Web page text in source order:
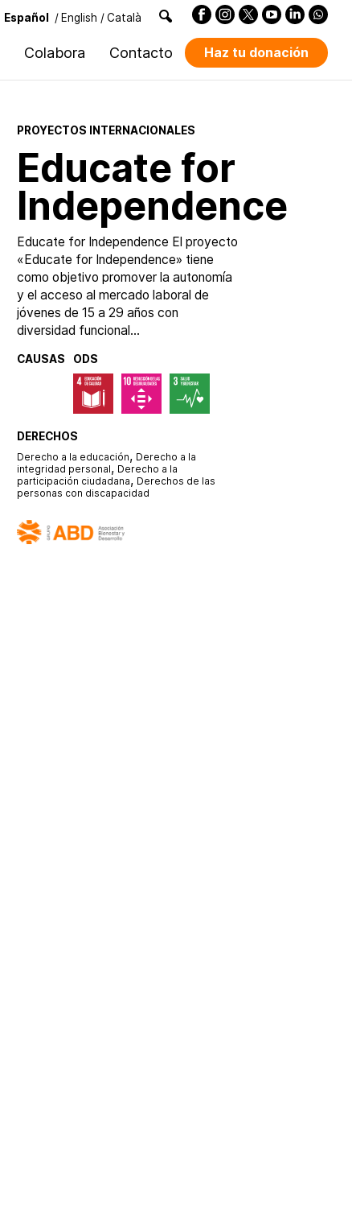
Español / English / Català
Colabora Contacto Haz tu donación
PROYECTOS INTERNACIONALES
Educate for
Independence
Educate for Independence El proyecto
«Educate for Independence» tiene
como objetivo promover la autonomía
y el acceso al mercado laboral de
jóvenes de 15 a 29 años con
diversidad funcional…
CAUSAS ODS
DERECHOS
Derecho a la educación, Derecho a la
integridad personal , Derecho a la
participación ciudadana, Derechos de las
personas con discapacidad